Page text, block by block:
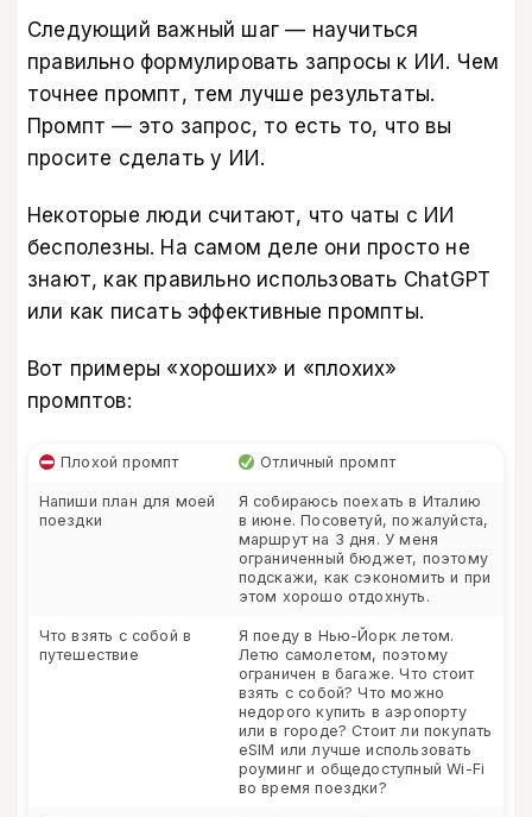
Следующий важный шаг — научиться
правильно формулировать запросы к ИИ. Чем
точнее промпт, тем лучше результаты.
Промпт — это запрос, то есть то, что вы
просите сделать у ИИ.
Некоторые люди считают, что чаты с ИИ
бесполезны. На самом деле они просто не
знают, как правильно использовать ChatGPT
или как писать эффективные промпты.
Вот примеры «хороших» и «плохих»
промптов:
Плохой промпт Отличный промпт
Напиши план для моей
поездки
Я собираюсь поехать в Италию
в июне. Посоветуй, пожалуйста,
маршрут на 3 дня. У меня
ограниченный бюджет, поэтому
подскажи, как сэкономить и при
этом хорошо отдохнуть.
Что взять с собой в
путешествие
Я поеду в Нью-Йорк летом.
Летю самолетом, поэтому
ограничен в багаже. Что стоит
взять с собой? Что можно
недорого купить в аэропорту
или в городе? Стоит ли покупать
eSIM или лучше использовать
роуминг и общедоступный Wi-Fi
во время поездки?